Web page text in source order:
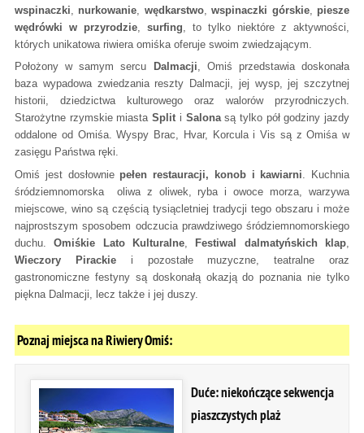
wspinaczki
nurkowanie wędkarstwo,wspinaczki górskie, piesze
wędrówki w przyrodzie
surfing , to tylko niektóre z aktywności,
których unikatowa riwiera omiśka oferuje swoim zwiedzającym.
Położony w samym sercu
Dalmacji, Omiś przedstawia doskonała
baza wypadowa zwiedzania reszty Dalmacji, jej wysp, jej szczytnej
historii, dziedzictwa kulturowego oraz walorów przyrodniczych.
Starożytne rzymskie miastaSplit i Salonasą tylko pół godziny jazdy
oddalone od Omiśa. Wyspy Brac, Hvar, Korcula i Vis są z Omiśa w
zasięgu Państwa ręki.
Omiś jest dosłownie pełen restauracji, konob i kawiarni . Kuchnia
śródziemnomorska  oliwa z oliwek, ryba i owoce morza, warzywa
miejscowe, wino są częścią tysiącletniej tradycji tego obszaru i może
najprostszym sposobem odczucia prawdziwego śródziemnomorskiego
duchu.Omiśkie Lato Kulturalne Festiwal dalmatyńskich klap
Wieczory Pirackiei pozostałe muzyczne, teatralne oraz
gastronomiczne festyny są doskonałą okazją do poznania nie tylko
piękna Dalmacji, lecz także i jej duszy.
Poznaj miejsca na Riwiery Omiś:
Duće: niekończące sekwencja
piaszczystych plaż